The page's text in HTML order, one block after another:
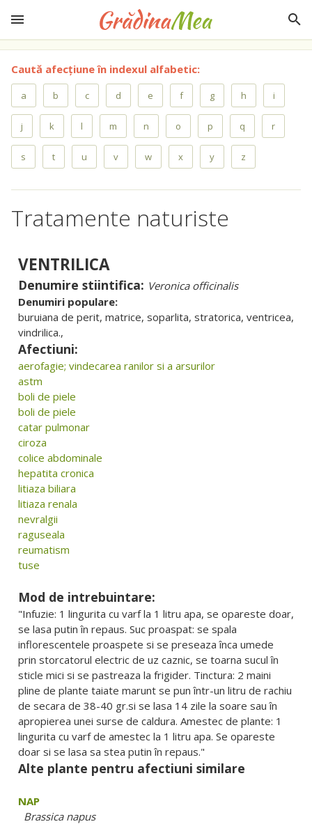
Caută afecțiune în indexul alfabetic:
a b c d e f g h i
j k l m n o p q r
s t u v w x y z
Tratamente naturiste
VENTRILICA
Denumire stiintifica: Veronica officinalis
Denumiri populare:
buruiana de perit, matrice, soparlita, stratorica, ventricea,
vindrilica.,
Afectiuni:
aerofagie; vindecarea ranilor si a arsurilor
astm
boli de piele
boli de piele
catar pulmonar
ciroza
colice abdominale
hepatita cronica
litiaza biliara
litiaza renala
nevralgii
raguseala
reumatism
tuse
Mod de intrebuintare:
"Infuzie: 1 lingurita cu varf la 1 litru apa, se opareste doar,
se lasa putin în repaus. Suc proaspat: se spala
inflorescentele proaspete si se preseaza înca umede
prin storcatorul electric de uz caznic, se toarna sucul în
sticle mici si se pastreaza la frigider. Tinctura: 2 maini
pline de plante taiate marunt se pun într-un litru de rachiu
de secara de 38-40 gr.si se lasa 14 zile la soare sau în
apropierea unei surse de caldura. Amestec de plante: 1
lingurita cu varf de amestec la 1 litru apa. Se opareste
doar si se lasa sa stea putin în repaus."
Alte plante pentru afectiuni similare
NAP
Brassica napus